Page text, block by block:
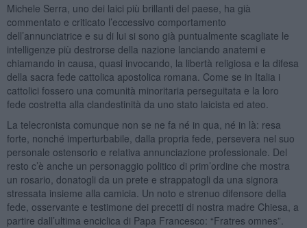
Michele Serra, uno dei laici più brillanti del paese, ha già
commentato e criticato l’eccessivo comportamento
dell’annunciatrice e su di lui si sono già puntualmente scagliate le
intelligenze più destrorse della nazione lanciando anatemi e
chiamando in causa, quasi invocando, la libertà religiosa e la difesa
della sacra fede cattolica apostolica romana. Come se in Italia i
cattolici fossero una comunità minoritaria perseguitata e la loro
fede costretta alla clandestinità da uno stato laicista ed ateo.
La telecronista comunque non se ne fa né in qua, né in là: resa
forte, nonché imperturbabile, dalla propria fede, persevera nel suo
personale ostensorio e relativa annunciazione professionale. Del
resto c’è anche un personaggio politico di prim’ordine che mostra
un rosario, donatogli da un prete e strappatogli da una signora
stressata insieme alla camicia. Un noto e strenuo difensore della
fede, osservante e testimone dei precetti di nostra madre Chiesa, a
partire dall’ultima enciclica di Papa Francesco: “Fratres omnes”.